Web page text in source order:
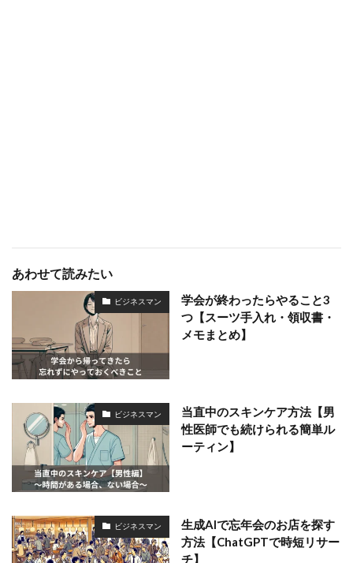
あわせて読みたい
ビジネスマン
学会が終わったらやること3
つ【スーツ手入れ・領収書・
メモまとめ】
ビジネスマン
当直中のスキンケア方法【男
性医師でも続けられる簡単ル
ーティン】
ビジネスマン
生成AIで忘年会のお店を探す
方法【ChatGPTで時短リサー
チ】